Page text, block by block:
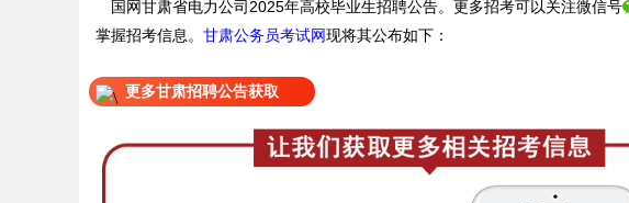
国网甘肃省电力公司2025年高校毕业生招聘公告。 更多招考可以关注微信号
掌握招考信息。 甘肃公务员考试网现将其公布如下：
更多甘肃招聘公告获取